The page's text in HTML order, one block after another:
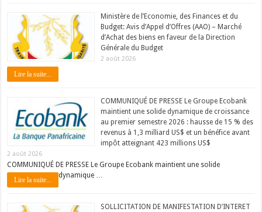
Ministère de l’Economie, des Finances et du
Budget: Avis d’Appel d’Offres (AAO) – Marché
d’Achat des biens en faveur de la Direction
Générale du Budget
2 août 2026
Lire la suite...
COMMUNIQUÉ DE PRESSE Le Groupe Ecobank
maintient une solide dynamique de croissance
au premier semestre 2026 : hausse de 15 % des
revenus à 1,3 milliard US$ et un bénéfice avant
impôt atteignant 423 millions US$
2 août 2026
COMMUNIQUÉ DE PRESSE Le Groupe Ecobank maintient une solide
dynamique …
Lire la suite...
SOLLICITATION DE MANIFESTATION D’INTERET